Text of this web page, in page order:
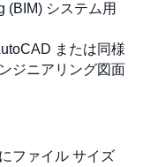
(BIM) システム用
または同様
ジニアリング図面
ファイル サイズ